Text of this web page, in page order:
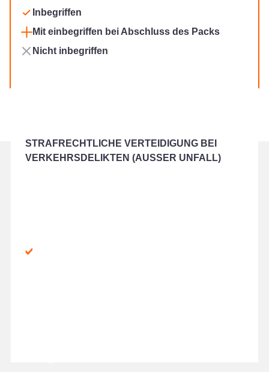
STRAFRECHTLICHE VERTEIDIGUNG BEI
VERKEHRSDELIKTEN (AUSSER UNFALL)
Inbegriffen
Mit einbegriffen bei Abschluss des Packs
Nicht inbegriffen